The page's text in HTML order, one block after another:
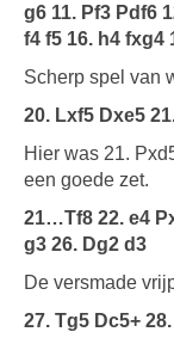
g6 11. Pf3 Pdf6
f4 f5 16. h4 fxg4
Scherp spel van
20. Lxf5 Dxe5
Hier was 21.
een goede zet.
21…Tf8 22. e4
g3 26. Dg2 d3
De versmade
27. Tg5 Dc5+